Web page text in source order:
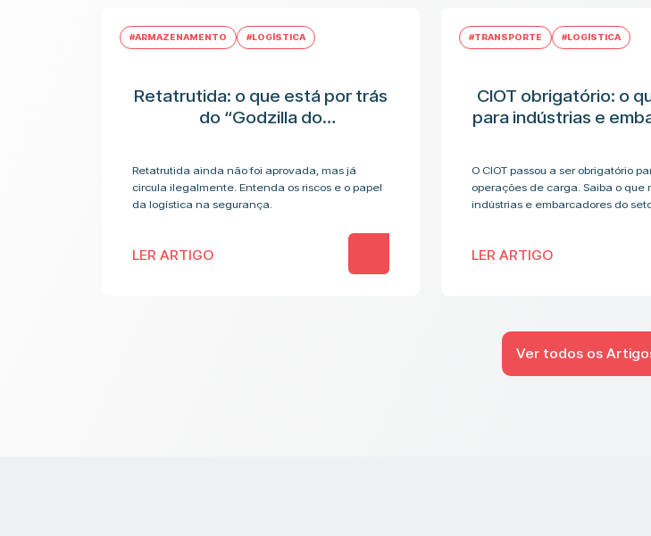
#ARMAZENAMENTO #LOGÍSTICA
Retatrutida: o que está por trás
do “Godzilla do
Retatrutida ainda não foi aprovada, mas já
circula ilegalmente. Entenda os riscos e o papel
da logística na segurança.
LER ARTIGO
#TRANSPORTE #LOGÍSTICA
CIOT obrigatório: o
para indústrias e
O CIOT passou a ser obrigatório
operações de carga. Saiba o que
indústrias e embarcadores do
LER ARTIGO
Ver todos os